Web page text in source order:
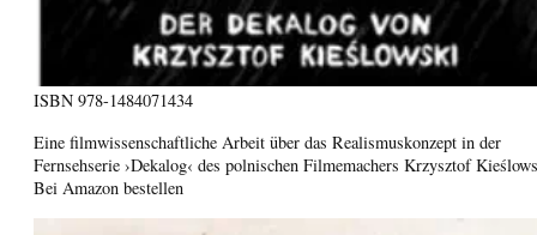
ISBN 978-1484071434
Eine filmwissenschaftliche Arbeit über das Realismuskonzept in der
Fernsehserie ›Dekalog‹ des polnischen Filmemachers Krzysztof
Bei Amazon bestellen